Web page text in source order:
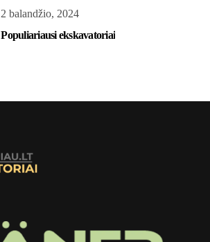
2 balandžio, 2024
Populiariausi ekskavatoriai